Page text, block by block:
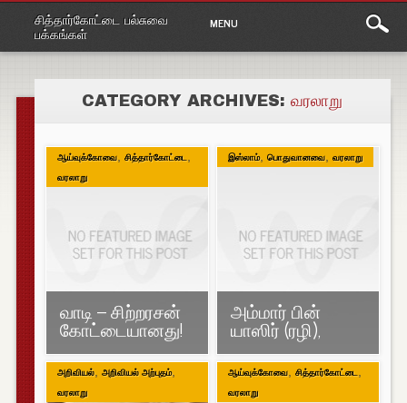
சித்தார்கோட்டை பல்சுவை
பக்கங்கள்
Main
menu
content
MENU
CATEGORY ARCHIVES:வரலாறு
ஆய்வுக்கோவை, சித்தார்கோட்டை
வரலாறு
வாடி – சிற்றரசன்
கோட்டையானது!
இஸ்லாம், பொதுவானவை, வரலாறு
அம்மார் பின்
யாஸிர் (ரழி),
அறிவியல், அறிவியல் அற்புதம்,
வரலாறு
ஆய்வுக்கோவை, சித்தார்கோட்டை,
வரலாறு